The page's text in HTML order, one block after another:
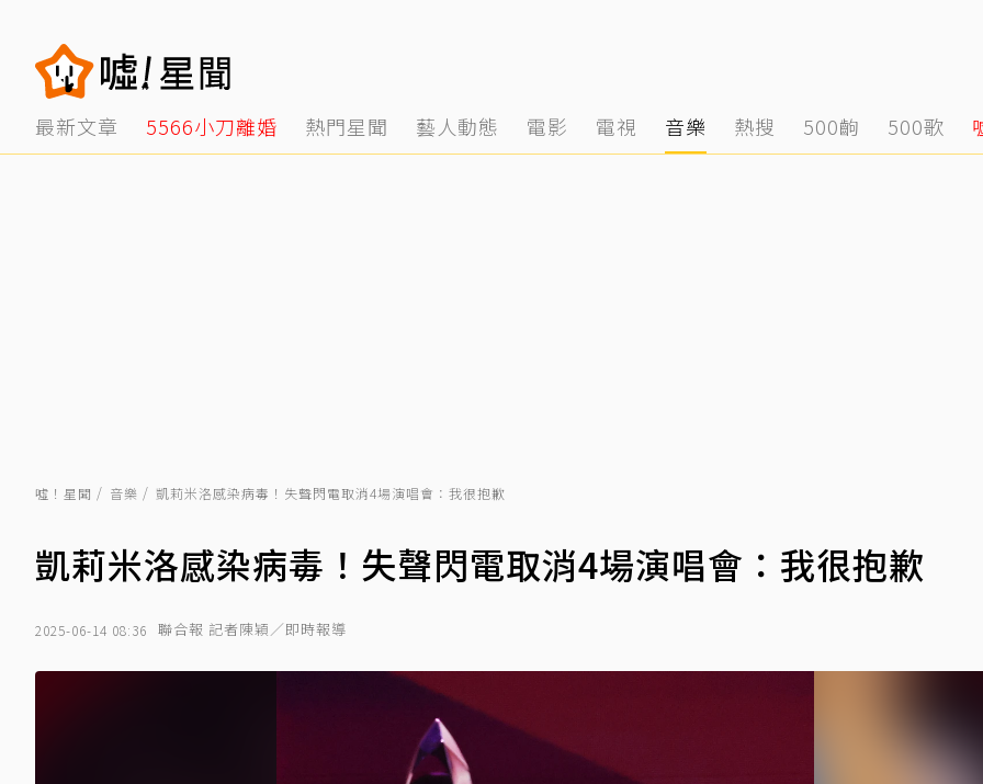
最新文章 5566小刀離婚 熱門星聞 藝人動態 電影 電視 音樂 熱搜 500齣 500歌
噓！星聞 音樂 凱莉米洛感染病毒！失聲閃電取消4場演唱會：我很抱歉
凱莉米洛感染病毒！失聲閃電取消4場演唱會：我很抱歉
2025-06-14 08:36 聯合報 記者陳穎／即時報導